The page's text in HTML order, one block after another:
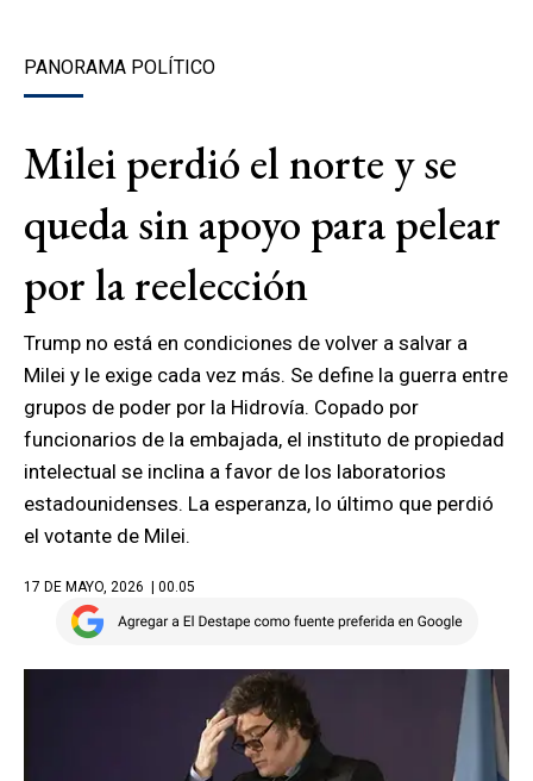
PANORAMA POLÍTICO
Milei perdió el norte y se
queda sin apoyo para pelear
por la reelección
Trump no está en condiciones de volver a salvar a
Milei y le exige cada vez más. Se define la guerra entre
grupos de poder por la Hidrovía. Copado por
funcionarios de la embajada, el instituto de propiedad
intelectual se inclina a favor de los laboratorios
estadounidenses. La esperanza, lo último que perdió
el votante de Milei.
17 DE MAYO, 2026 | 00.05